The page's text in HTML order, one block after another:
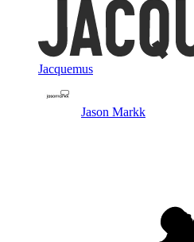
Jacquemus
Jason Markk